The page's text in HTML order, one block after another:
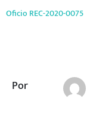
Por
Oficio REC-2020-0075